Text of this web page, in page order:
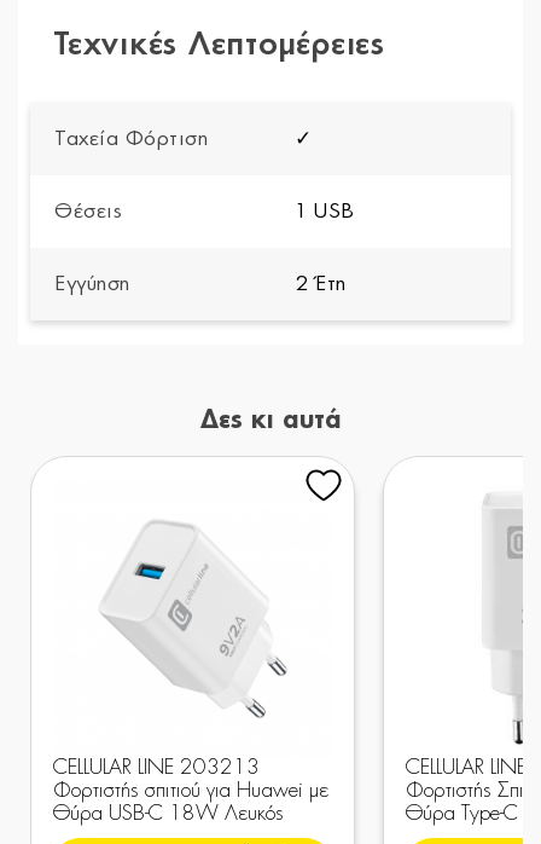
Τεχνικές Λεπτομέρειες
Ταχεία Φόρτιση ✓
Θέσεις 1 USB
Εγγύηση 2 Έτη
Δες κι αυτά
CELLULAR LINE 203213
Φορτιστής σπιτιού για Huawei με
Θύρα USB-C 18W Λευκός
CELLULAR
Φορτιστής
Θύρα Type-C